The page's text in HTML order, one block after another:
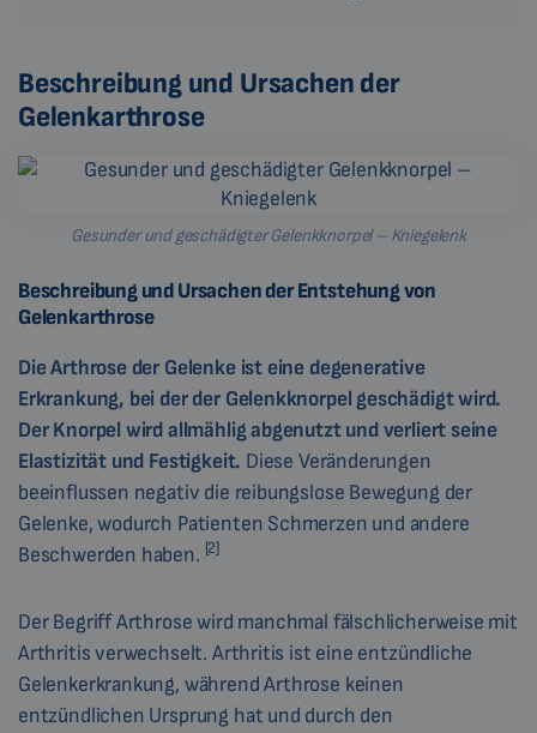
Beschreibung und Ursachen der
Gelenkarthrose
Gesunder und geschädigter Gelenkknorpel – Kniegelenk
Beschreibung und Ursachen der Entstehung von
Gelenkarthrose
Die Arthrose der Gelenke ist eine degenerative
Erkrankung, bei der der Gelenkknorpel geschädigt wird.
Der Knorpel wird allmählig abgenutzt und verliert seine
Elastizität und Festigkeit. Diese Veränderungen
beeinflussen negativ die reibungslose Bewegung der
Gelenke, wodurch Patienten Schmerzen und andere
Beschwerden haben. [2]
Der Begriff Arthrose wird manchmal fälschlicherweise mit
Arthritis verwechselt. Arthritis ist eine entzündliche
Gelenkerkrankung, während Arthrose keinen
entzündlichen Ursprung hat und durch den